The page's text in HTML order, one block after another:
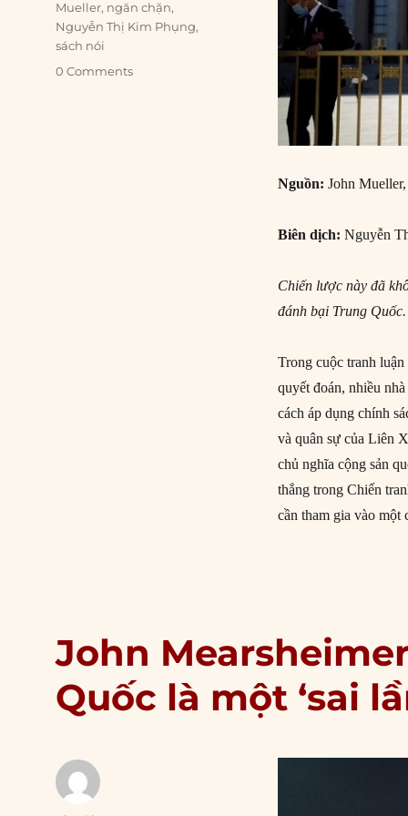
Nguồn: John
Biên dịch: Nguyễn
Chiến lược này đã
đánh bại Trung Quốc.
Trong cuộc tranh
quyết đoán, nhiều
cách áp dụng chính
và quân sự của Liên
chủ nghĩa cộng sản
thắng trong Chiến
cần tham gia vào
Mueller, ngăn chặn,
Nguyễn Thị Kim Phụng,
sách nói
0 Comments
John
Quốc là một ‘sai